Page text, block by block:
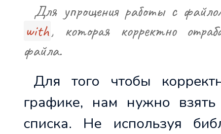
Для упрощения работы с файлом
with, которая корректно
файла.
Для того чтобы
графике, нам нужно
списка. Не используя